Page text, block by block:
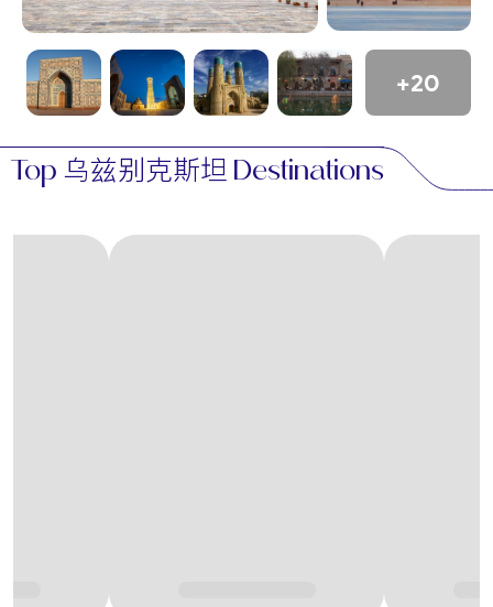
富有灵性，古老的茶馆、工匠作坊和祈祷声在古老的
小巷中回荡。
希瓦，一座从克孜勒库姆沙漠中拔地而起的城墙城
市，为您带来超现实的童话般体验。在
伊昌卡拉
（Ichan-Kala）内，高耸的尖塔和精雕细琢的大门
诉说着一个曾经强大的汗国的故事。希瓦城结构紧
墙上的日落美景。
+20
Top 乌兹别克斯坦 Destinations